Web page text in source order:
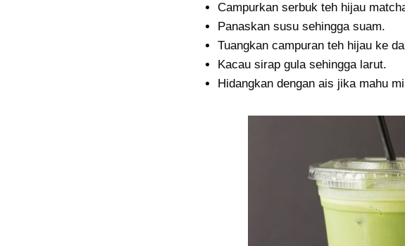
Campurkan serbuk teh hijau
Panaskan susu sehingga suam.
Tuangkan campuran teh hijau ke
Kacau sirap gula sehingga larut.
Hidangkan dengan ais jika mahu